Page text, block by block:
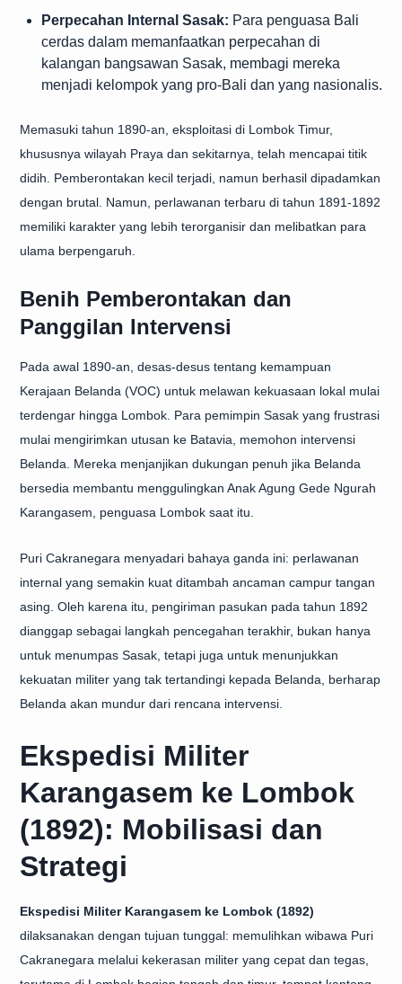
Perpecahan Internal Sasak: Para penguasa Bali
cerdas dalam memanfaatkan perpecahan di
kalangan bangsawan Sasak, membagi mereka
menjadi kelompok yang pro-Bali dan yang nasionalis.
Memasuki tahun 1890-an, eksploitasi di Lombok Timur,
khususnya wilayah Praya dan sekitarnya, telah mencapai titik
didih. Pemberontakan kecil terjadi, namun berhasil dipadamkan
dengan brutal. Namun, perlawanan terbaru di tahun 1891-1892
memiliki karakter yang lebih terorganisir dan melibatkan para
ulama berpengaruh.
Benih Pemberontakan dan
Panggilan Intervensi
Pada awal 1890-an, desas-desus tentang kemampuan
Kerajaan Belanda (VOC) untuk melawan kekuasaan lokal mulai
terdengar hingga Lombok. Para pemimpin Sasak yang frustrasi
mulai mengirimkan utusan ke Batavia, memohon intervensi
Belanda. Mereka menjanjikan dukungan penuh jika Belanda
bersedia membantu menggulingkan Anak Agung Gede Ngurah
Karangasem, penguasa Lombok saat itu.
Puri Cakranegara menyadari bahaya ganda ini: perlawanan
internal yang semakin kuat ditambah ancaman campur tangan
asing. Oleh karena itu, pengiriman pasukan pada tahun 1892
dianggap sebagai langkah pencegahan terakhir, bukan hanya
untuk menumpas Sasak, tetapi juga untuk menunjukkan
kekuatan militer yang tak tertandingi kepada Belanda, berharap
Belanda akan mundur dari rencana intervensi.
Ekspedisi Militer
Karangasem ke Lombok
(1892): Mobilisasi dan
Strategi
Ekspedisi Militer Karangasem ke Lombok (1892)
dilaksanakan dengan tujuan tunggal: memulihkan wibawa Puri
Cakranegara melalui kekerasan militer yang cepat dan tegas,